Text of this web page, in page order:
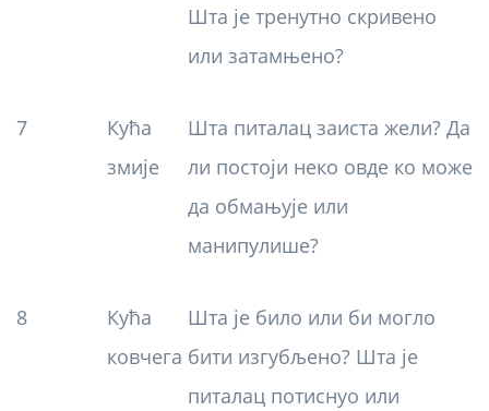
Шта је тренутно скривено
или затамњено?
7
Кућа
змије
Шта питалац заиста жели? Да
ли постоји неко овде ко може
да обмањује или
манипулише?
8
Кућа
ковчега
Шта је било или би могло
бити изгубљено? Шта је
питалац потиснуо или